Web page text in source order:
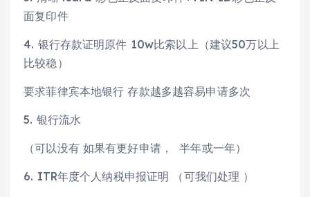
面复印件
4. 银行存款证明原件 10w比索以上（建议50万以上
比较稳）
要求菲律宾本地银行 存款越多越容易申请多次
5. 银行流水
（可以没有 如果有更好申请， 半年或一年）
6. ITR年度个人纳税申报证明 （可我们处理 ）